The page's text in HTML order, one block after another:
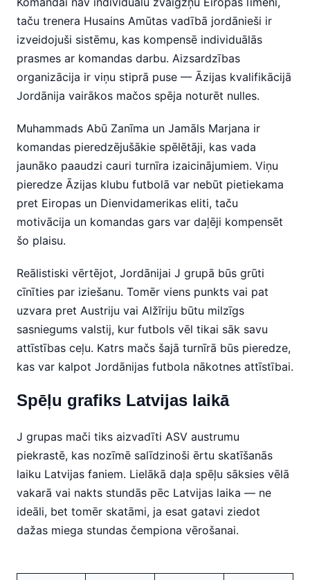
taču trenera Husains Amūtas vadībā jordānieši ir
izveidojuši sistēmu, kas kompensē individuālās
prasmes ar komandas darbu. Aizsardzības
organizācija ir viņu stiprā puse — Āzijas kvalifikācijā
Jordānija vairākos mačos spēja noturēt nulles.
Muhammads Abū Zanīma un Jamāls Marjana ir
komandas pieredzējušākie spēlētāji, kas vada
jaunāko paaudzi cauri turnīra izaicinājumiem. Viņu
pieredze Āzijas klubu futbolā var nebūt pietiekama
pret Eiropas un Dienvidamerikas eliti, taču
motivācija un komandas gars var daļēji kompensēt
šo plaisu.
Reālistiski vērtējot, Jordānijai J grupā būs grūti
cīnīties par iziešanu. Tomēr viens punkts vai pat
uzvara pret Austriju vai Alžīriju būtu milzīgs
sasniegums valstij, kur futbols vēl tikai sāk savu
attīstības ceļu. Katrs mačs šajā turnīrā būs pieredze,
kas var kalpot Jordānijas futbola nākotnes attīstībai.
Spēļu grafiks Latvijas laikā
J grupas mači tiks aizvadīti ASV austrumu
piekrastē, kas nozīmē salīdzinoši ērtu skatīšanās
laiku Latvijas faniem. Lielākā daļa spēļu sāksies vēlā
vakarā vai nakts stundās pēc Latvijas laika — ne
ideāli, bet tomēr skatāmi, ja esat gatavi ziedot
dažas miega stundas čempiona vērošanai.